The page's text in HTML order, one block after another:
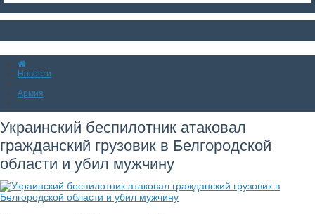
Новости
Армия
Украинский беспилотник атаковал
гражданский грузовик в Белгородской
области и убил мужчину